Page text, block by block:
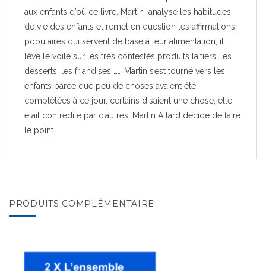
aux enfants d’où ce livre. Martin analyse les habitudes
de vie des enfants et remet en question les affirmations
populaires qui servent de base à leur alimentation, il
lève le voile sur les très contestés produits laitiers, les
desserts, les friandises …… Martin s’est tourné vers les
enfants parce que peu de choses avaient été
complétées à ce jour, certains disaient une chose, elle
était contredite par d’autres. Martin Allard décide de faire
le point.
PRODUITS COMPLÉMENTAIRE